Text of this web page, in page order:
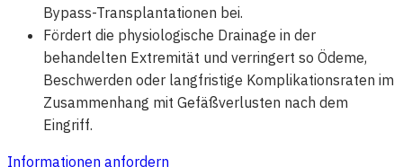
Bypass-Transplantationen bei.
Fördert die physiologische Drainage in der
behandelten Extremität und verringert so Ödeme,
Beschwerden oder langfristige Komplikationsraten im
Zusammenhang mit Gefäßverlusten nach dem
Eingriff.
Informationen anfordern